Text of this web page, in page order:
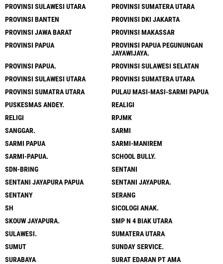
PROVINSI SULAWESI UTARA
PROVINSI SUMATERA UTARA
PROVINSI BANTEN
PROVINSI DKI JAKARTA
PROVINSI JAWA BARAT
PROVINSI MAKASSAR
PROVINSI PAPUA
PROVINSI PAPUA PEGUNUNGAN
JAYAWIJAYA.
PROVINSI PAPUA.
PROVINSI SULAWESI SELATAN
PROVINSI SULAWESI UTARA
PROVINSI SUMATERA UTARA
PROVINSI SUMATRA UTARA
PULAU MASI-MASI-SARMI PAPUA
PUSKESMAS ANDEY.
REALIGI
RELIGI
RPJMK
SANGGAR.
SARMI
SARMI PAPUA
SARMI-MANIREM
SARMI-PAPUA.
SCHOOL BULLY.
SDN-BRING
SENTANI
SENTANI JAYAPURA PAPUA
SENTANI JAYAPURA.
SENTANY
SERANG
SH
SICOLOGI ANAK.
SKOUW JAYAPURA.
SMP N 4 BIAK UTARA
SULAWESI.
SUMATERA UTARA
SUMUT
SUNDAY SERVICE.
SURABAYA
SURAT EDARAN PT AMA